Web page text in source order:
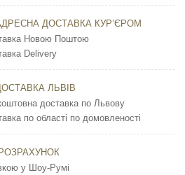
ДОСТАВКА КУР’ЄРОМ
Новою Поштою
Delivery
ЛЬВІВ
доставка по Львову
по області по домовленості
РОЗРАХУНОК
у Шоу-Румі